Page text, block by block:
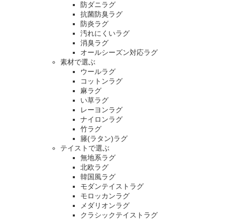
防ダニラグ
抗菌防臭ラグ
防炎ラグ
汚れにくいラグ
消臭ラグ
オールシーズン対応ラグ
素材で選ぶ
ウールラグ
コットンラグ
麻ラグ
い草ラグ
レーヨンラグ
ナイロンラグ
竹ラグ
籐(ラタン)ラグ
テイストで選ぶ
無地系ラグ
北欧ラグ
韓国風ラグ
モダンテイストラグ
モロッカンラグ
メダリオンラグ
クラシックテイストラグ